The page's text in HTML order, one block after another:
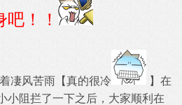
！！
凄风苦雨【真的很冷
】在
小阻拦了一下之后，大家顺利在